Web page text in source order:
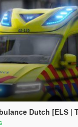
Dutch [ELS |